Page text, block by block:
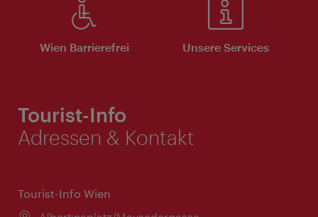
Wien Barrierefrei Unsere Services
Tourist-Info
Adressen & Kontakt
Tourist-Info Wien